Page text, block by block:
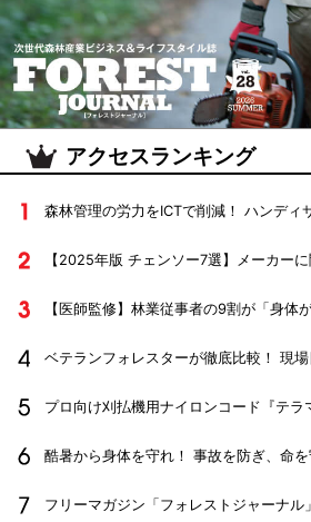
アクセスランキング
森林管理の労力をICTで削減！ ハンディ
【2025年版 チェンソー7選】メーカー
【医師監修】林業従事者の9割が「身体
ベテランフォレスターが徹底比較！ 現
プロ向け刈払機用ナイロンコード『テラ
酷暑から身体を守れ！ 事故を防ぎ、命
フリーマガジン「フォレストジャーナル